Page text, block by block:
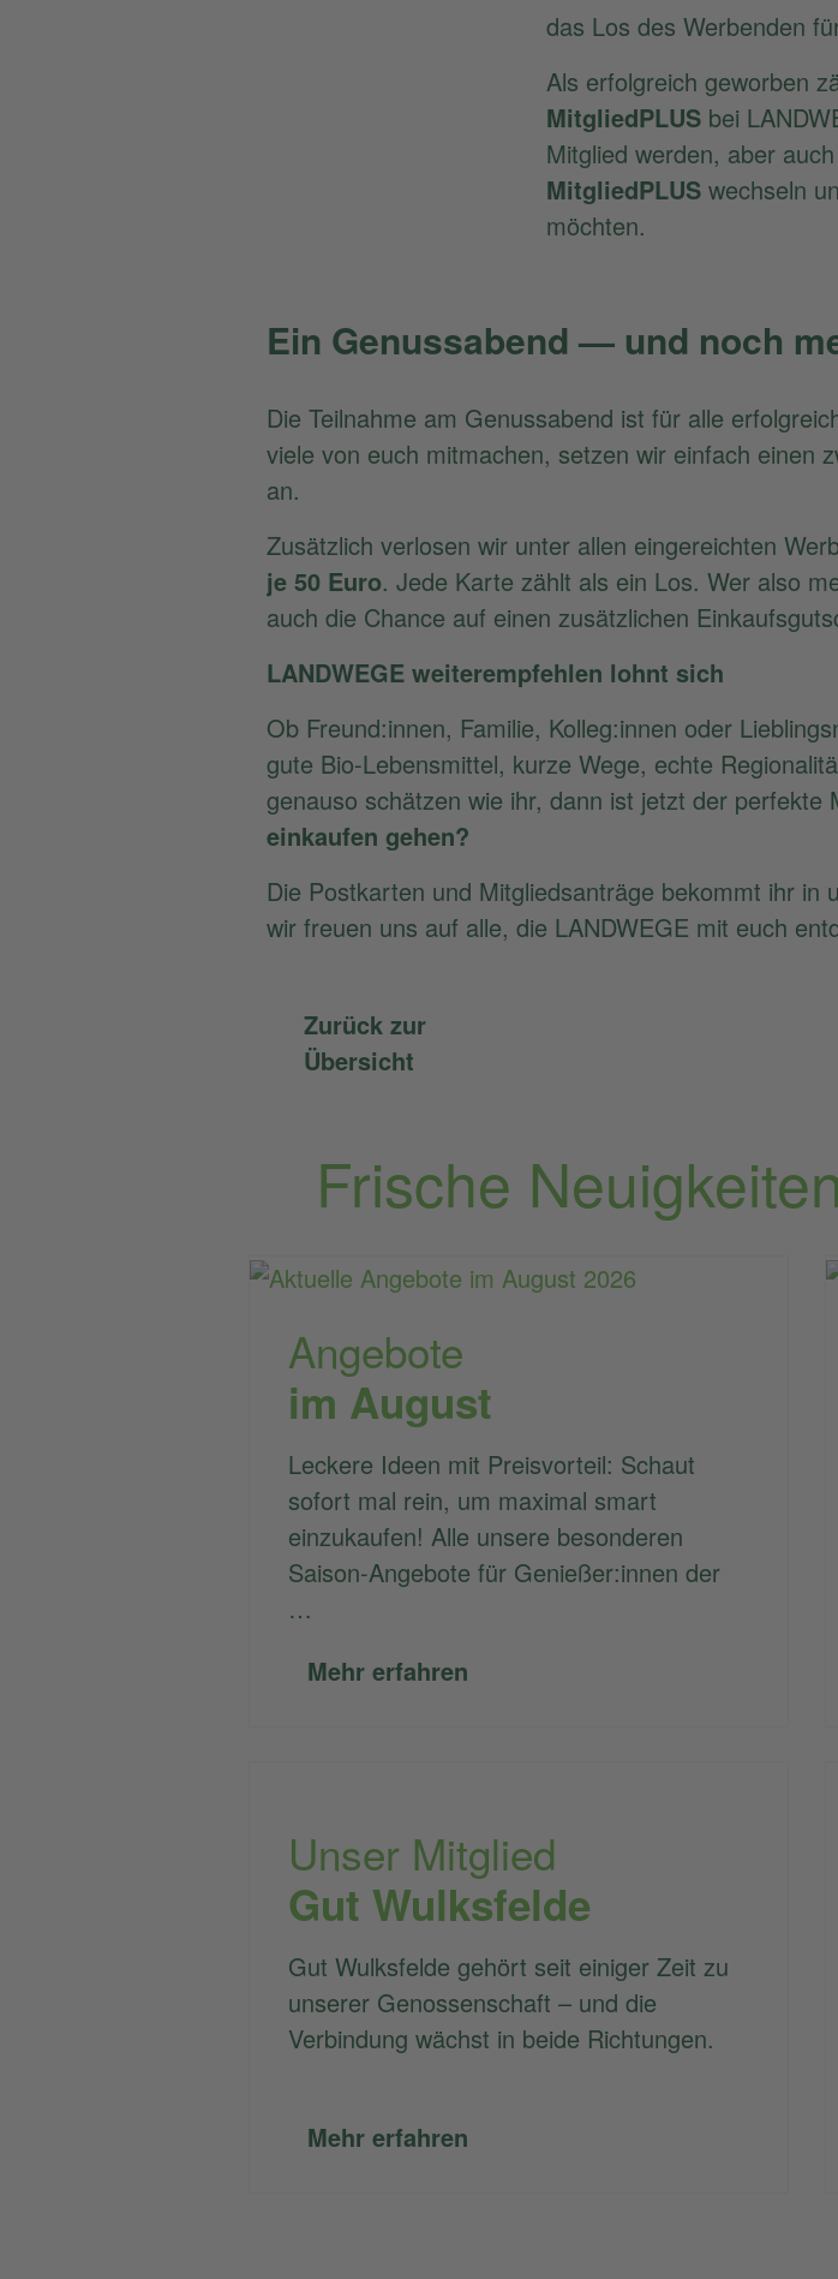
das Los des Werbenden
Als erfolgreich geworben
MitgliedPLUSbei
Mitglied werden, aber
MitgliedPLUSwechseln
möchten.
Ein Genussabend — und noch
Die Teilnahme am Genussabend ist für alle
viele von euch mitmachen, setzen wir einfach einen
an.
Zusätzlich verlosen wir unter allen eingereichten
je 50 Euro. Jede Karte zählt als ein Los. Wer also
auch die Chance auf einen zusätzlichen
LANDWEGE weiterempfehlen lohnt sich
Ob Freund:innen, Familie, Kolleg:innen oder
gute Bio-Lebensmittel, kurze Wege, echte
genauso schätzen wie ihr, dann ist jetzt der perfekte
einkaufen gehen?
Die Postkarten und Mitgliedsanträge bekommt ihr
wir freuen uns auf alle, die LANDWEGE mit euch
Zurück zur
Übersicht
Frische Neuigkeiten
Angebote
im August
Leckere Ideen mit Preisvorteil: Schaut
sofort mal rein, um maximal smart
einzukaufen! Alle unsere besonderen
Saison-Angebote für Genießer:innen der
…
Mehr erfahren
Unser Mitglied
Gut Wulksfelde
Gut Wulksfelde gehört seit einiger Zeit zu
unserer Genossenschaft – und die
Verbindung wächst in beide Richtungen.
Mehr erfahren